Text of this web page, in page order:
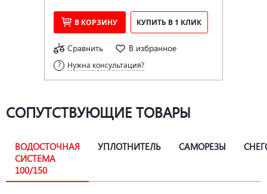
В КОРЗИНУ КУПИТЬ В 1 КЛИК
Сравнить В избранное
Нужна консультация?
СОПУТСТВУЮЩИЕ ТОВАРЫ
ВОДОСТОЧНАЯ
СИСТЕМА
100/150
УПЛОТНИТЕЛЬ САМОРЕЗЫ